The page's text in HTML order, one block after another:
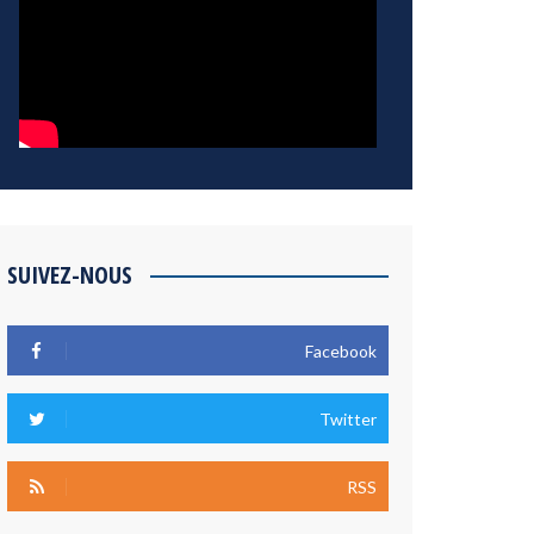
SUIVEZ-NOUS
Facebook
Twitter
RSS